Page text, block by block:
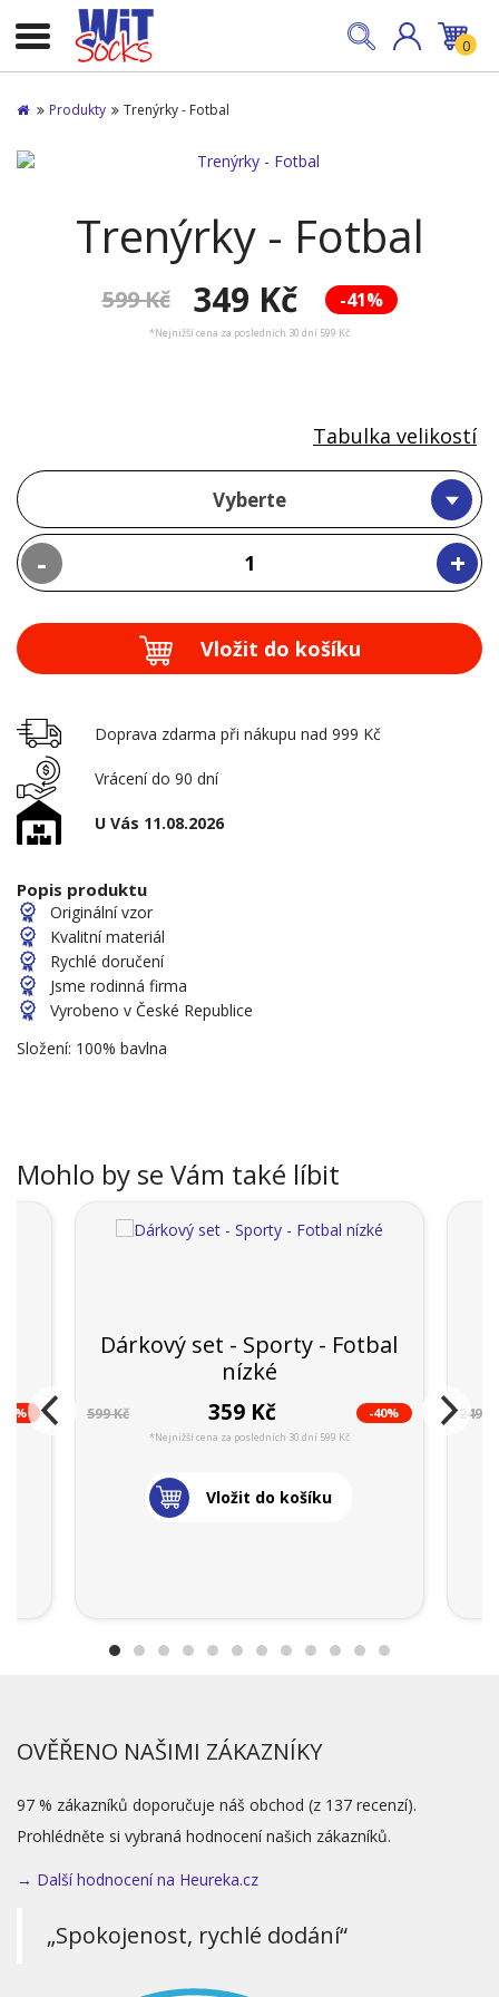
0
Produkty Trenýrky - Fotbal
Trenýrky - Fotbal
-41%
599 Kč 349 Kč
*Nejnižší cena za posledních 30 dní 599 Kč
Vyberte
- +
Tabulka velikostí
Vložit do košíku
Doprava zdarma při nákupu nad 999 Kč
Vrácení do 90 dní
U Vás 11.08.2026
Popis produktu
Originální vzor
Kvalitní materiál
Rychlé doručení
Jsme rodinná firma
Vyrobeno v České Republice
Složení: 100% bavlna
Mohlo by se Vám také líbit
Dárkový set - Sporty - Fotbal
nízké
599 Kč 359 Kč -40%
*Nejnižší cena za posledních 30 dní 599 Kč
Vložit do košíku
249
OVĚŘENO NAŠIMI ZÁKAZNÍKY
97 % zákazníků doporučuje náš obchod (z 137 recenzí).
Prohlédněte si vybraná hodnocení našich zákazníků.
→ Další hodnocení na Heureka.cz
„Spokojenost, rychlé dodání“